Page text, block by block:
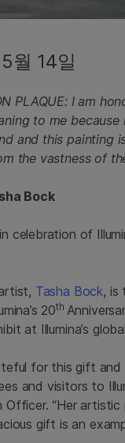
월 14일
PLAQUE: I am
to me
and this painting
the vastness of
Bock
celebration of
Tasha Bock, is
20th
at Illumina’s
for this gift
and visitors to
“Her artistic
gift is an